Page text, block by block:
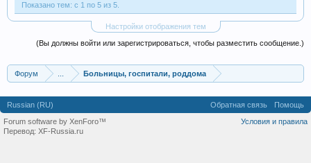
Показано тем: с 1 по 5 из 5.
Настройки отображения тем
(Вы должны войти или зарегистрироваться, чтобы разместить сообщение.)
Форум Больницы, госпитали, роддома
Russian (RU) Обратная связь
Помощь
Условия и правила
Forum software by XenForo™
Перевод: XF-Russia.ru